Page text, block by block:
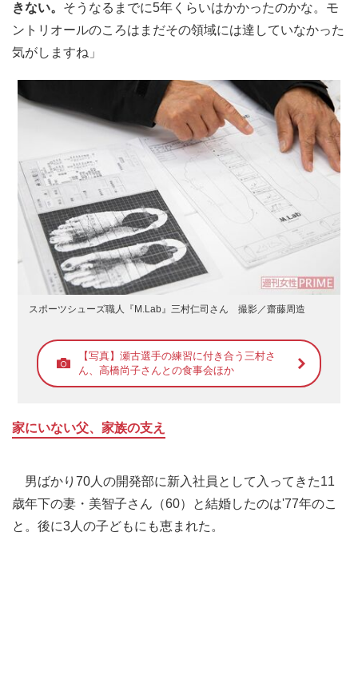
きない。 そうなるまでに5年くらいはかかったのかな。モ
ントリオールのころはまだその領域には達していなかった
気がしますね」
スポーツシューズ職人『M.Lab』三村仁司さん 撮影／齋藤周造
【写真】瀬古選手の練習に付き合う三村さ
ん、高橋尚子さんとの食事会ほか
家にいない父、家族の支え
男ばかり70人の開発部に新入社員として入ってきた11
歳年下の妻・美智子さん（60）と結婚したのは'77年のこ
と。後に3人の子どもにも恵まれた。